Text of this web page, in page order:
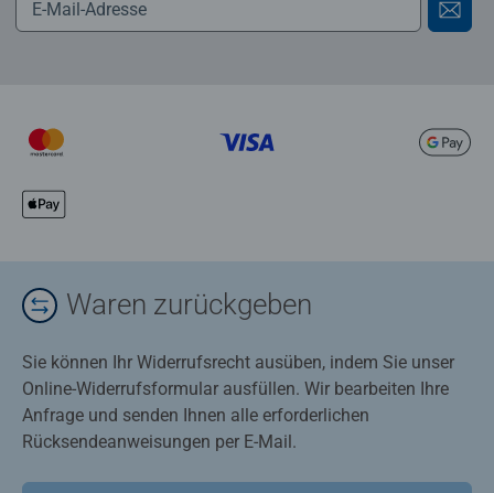
Waren zurückgeben
Sie können Ihr Widerrufsrecht ausüben, indem Sie unser
Online-Widerrufsformular ausfüllen. Wir bearbeiten Ihre
Anfrage und senden Ihnen alle erforderlichen
Rücksendeanweisungen per E-Mail.